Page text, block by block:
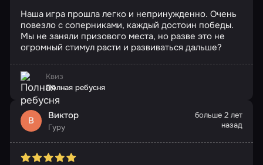
Наша игра прошла легко и непринужденно. Очень
повезло с соперниками, каждый достоин победы.
Мы не заняли призового места, но разве это не
огромный стимул расти и развиваться дальше?
Квиз
Полная ребусня
В Виктор
Гуру
больше 2 лет
назад